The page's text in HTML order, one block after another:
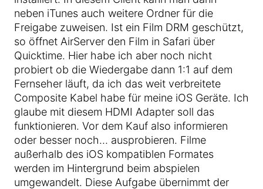
neben iTunes auch weitere Ordner für die
Freigabe zuweisen. Ist ein Film DRM geschützt,
so öffnet AirServer den Film in Safari über
Quicktime. Hier habe ich aber noch nicht
probiert ob die Wiedergabe dann 1:1 auf dem
Fernseher läuft, da ich das weit verbreitete
Composite Kabel habe für meine iOS Geräte. Ich
glaube mit diesem HDMI Adapter soll das
funktionieren. Vor dem Kauf also informieren
oder besser noch… ausprobieren. Filme
außerhalb des iOS kompatiblen Formates
werden im Hintergrund beim abspielen
umgewandelt. Diese Aufgabe übernimmt der